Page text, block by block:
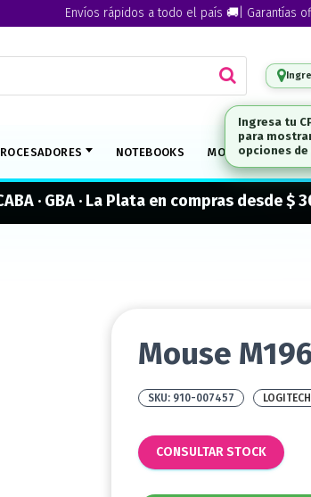
Envíos rápidos a todo el país 🚚| Garantías
NOTEBOOKS MONITORES
· GBA · La Plata en compras desde $
Mouse
910-007457 LOGITECH
CONSULTAR STOCK
Ingresa tu
para
opciones de